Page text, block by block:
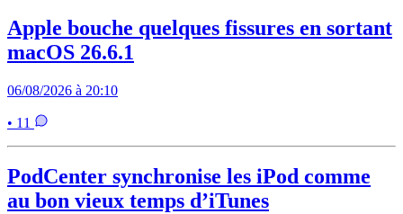
Apple bouche quelques fissures en sortant
macOS 26.6.1
06/08/2026 à 20:10
• 11
PodCenter synchronise les iPod comme
au bon vieux temps d’iTunes